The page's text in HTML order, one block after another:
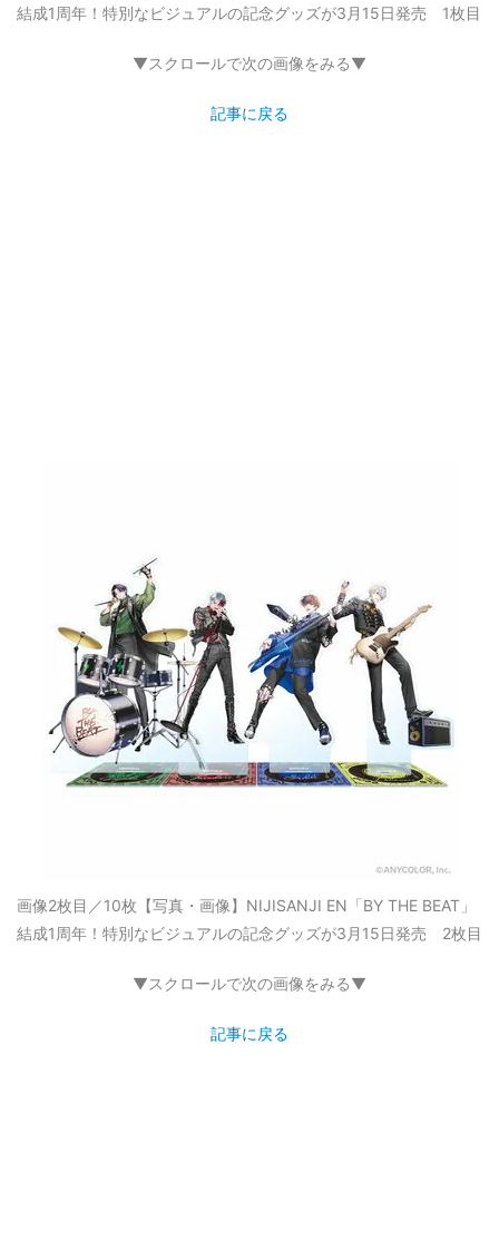
結成1周年！特別なビジュアルの記念グッズが3月15日発売 1枚目
▼スクロールで次の画像をみる▼
記事に戻る
画像2枚目／10枚 【写真・画像】NIJISANJI EN「BY THE BEAT」
結成1周年！特別なビジュアルの記念グッズが3月15日発売 2枚目
▼スクロールで次の画像をみる▼
記事に戻る